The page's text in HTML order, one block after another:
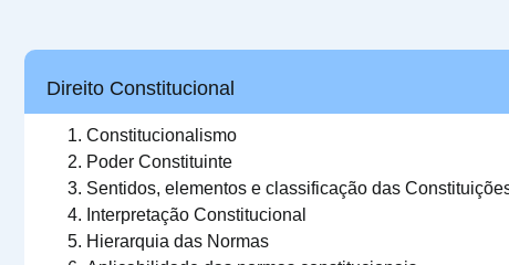
Direito Constitucional
Constitucionalismo
Poder Constituinte
Sentidos, elementos e classificação das
Interpretação Constitucional
Hierarquia das Normas